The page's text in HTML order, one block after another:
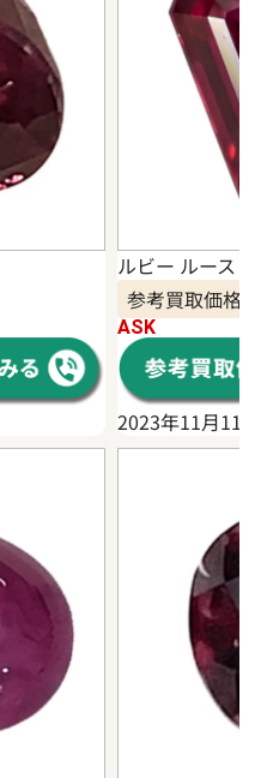
ルビー ルース
参考買取価格
ASK
2023年11月11